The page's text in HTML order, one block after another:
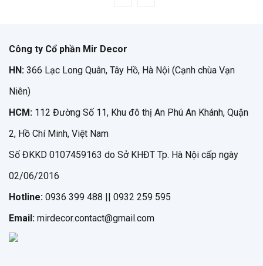
Công ty Cổ phần Mir Decor
HN: 366 Lạc Long Quân, Tây Hồ, Hà Nội (Cạnh chùa Vạn
Niên)
HCM: 112 Đường Số 11, Khu đô thị An Phú An Khánh, Quận
2, Hồ Chí Minh, Việt Nam
Số ĐKKD 0107459163 do Sở KHĐT Tp. Hà Nội cấp ngày
02/06/2016
Hotline: 0936 399 488 || 0932 259 595
Email: mirdecor.contact@gmail.com